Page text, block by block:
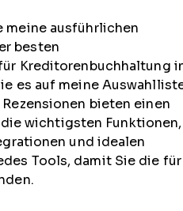
meine ausführlichen
besten
Kreditorenbuchhaltung
es auf meine
bieten einen
wichtigsten Funktionen,
und idealen
Tools, damit Sie die für